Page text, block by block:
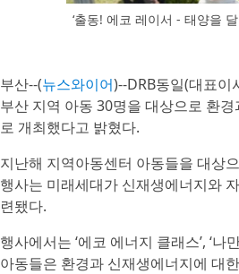
‘출동! 에코 레이서 - 태양을
부산--(뉴스와이어)--DRB동일(대표이
부산 지역 아동 30명을 대상으로 환
로 개최했다고 밝혔다.
지난해 지역아동센터 아동들을 대상
행사는 미래세대가 신재생에너지와
련됐다.
행사에서는 ‘에코 에너지 클래스’, ‘
아동들은 환경과 신재생에너지에 대